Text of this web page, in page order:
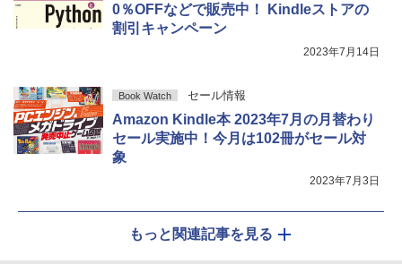
0％OFFなどで販売中！ Kindleストアの
割引キャンペーン
2023年7月14日
Book Watch セール情報
Amazon Kindle本 2023年7月の月替わり
セール実施中！今月は102冊がセール対
象
2023年7月3日
もっと関連記事を見る